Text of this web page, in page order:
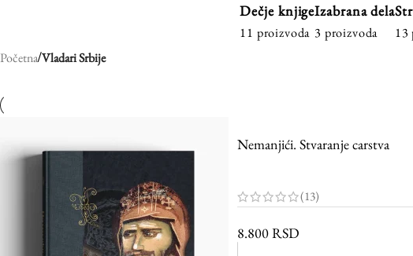
Dečje knjige
11 proizvoda
Izabrana dela
3 proizvoda 13
Početna/Vladari Srbije
Nemanjići. Stvaranje carstva
(13)
8.800RSD